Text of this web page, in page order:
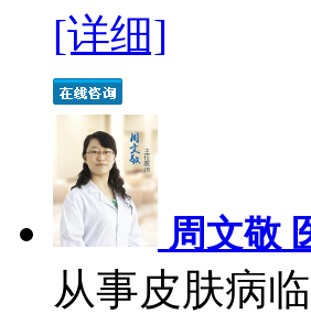
[详细]
周文敬
从事皮肤病